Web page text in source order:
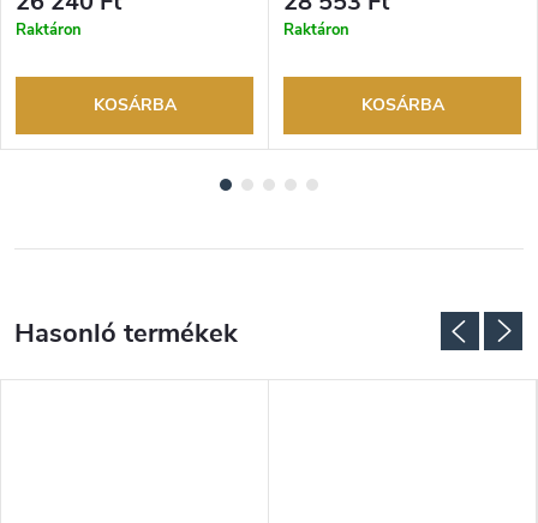
márkakereskedő.
Raktáron
KOSÁRBA
márkakereskedő.
Raktáron
KOSÁRBA